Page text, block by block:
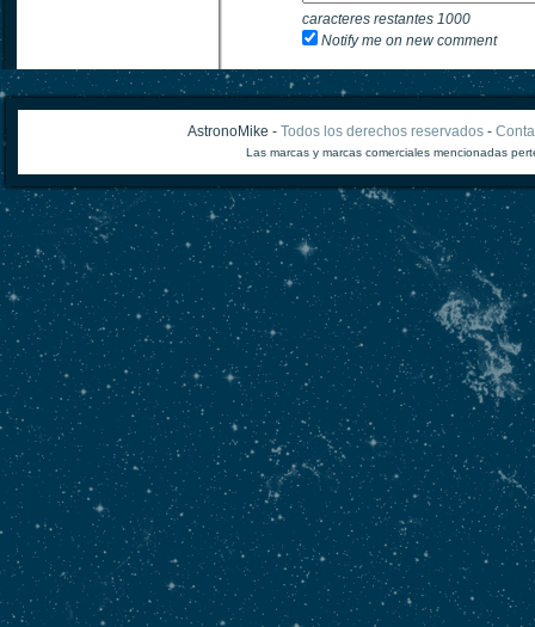
caracteres restantes 1000
Notify me on new comment
AstronoMike - Todos los derechos reservados-
Las marcas y marcas comerciales mencionadas